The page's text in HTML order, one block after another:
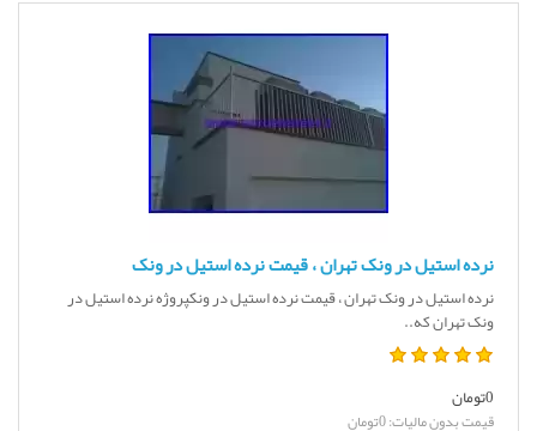
نرده استیل در ونک تهران ، قیمت نرده استیل در ونک
نرده استیل در ونک تهران ، قیمت نرده استیل در ونکپروژه نرده استیل در
ونک تهران که..
0تومان
قیمت بدون مالیات: 0تومان